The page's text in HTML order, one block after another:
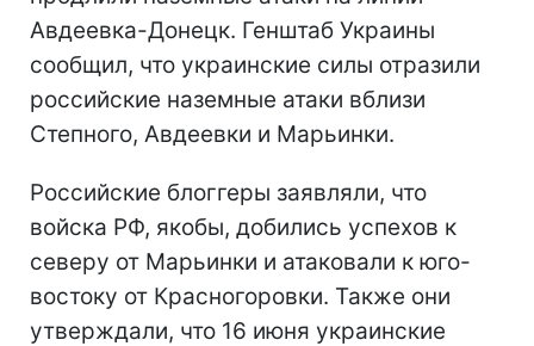
Авдеевка-Донецк. Генштаб Украины
сообщил, что украинские силы отразили
российские наземные атаки вблизи
Степного, Авдеевки и Марьинки.
Российские блоггеры заявляли, что
войска РФ, якобы, добились успехов к
северу от Марьинки и атаковали к юго-
востоку от Красногоровки. Также они
утверждали, что 16 июня украинские